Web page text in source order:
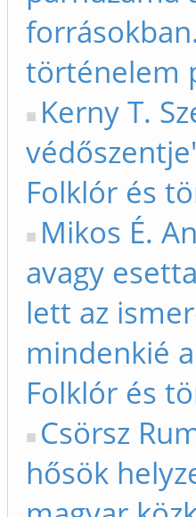
történelem
Kerny T.
Folklór és
Mikos É.
avagy
lett az
mindenkié
Folklór és
Csörsz
hősök